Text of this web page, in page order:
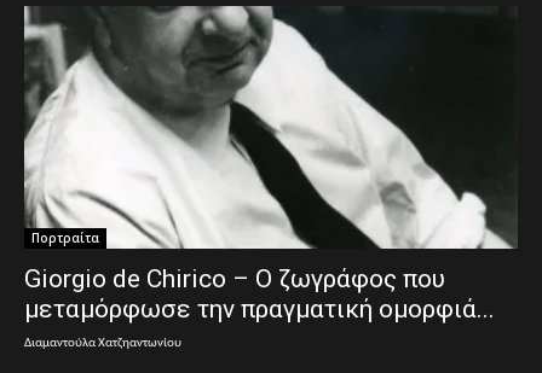
Πορτραίτα
Giorgio de Chirico – Ο ζωγράφος που
μεταμόρφωσε την πραγματική ομορφιά...
Διαμαντούλα Χατζηαντωνίου